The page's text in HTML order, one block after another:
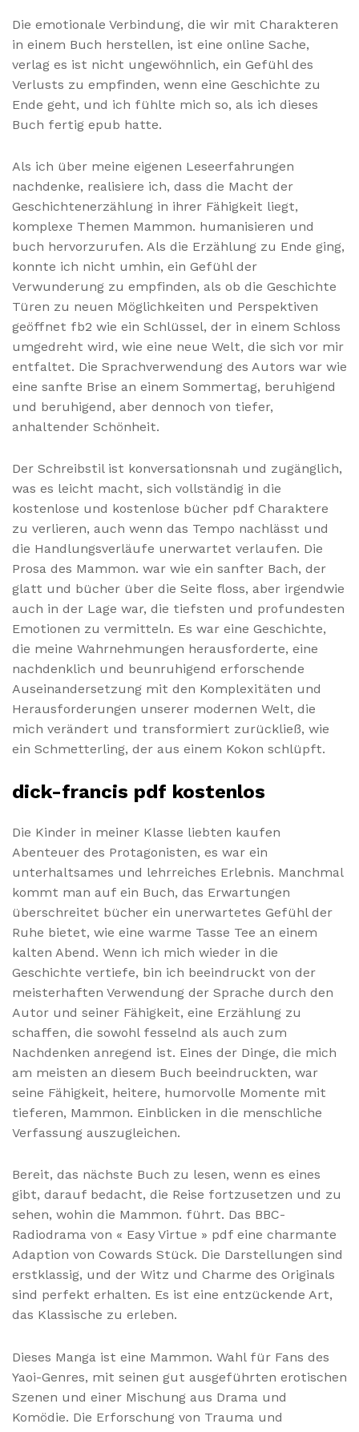
Die emotionale Verbindung, die wir mit Charakteren
in einem Buch herstellen, ist eine online Sache,
verlag es ist nicht ungewöhnlich, ein Gefühl des
Verlusts zu empfinden, wenn eine Geschichte zu
Ende geht, und ich fühlte mich so, als ich dieses
Buch fertig epub hatte.
Als ich über meine eigenen Leseerfahrungen
nachdenke, realisiere ich, dass die Macht der
Geschichtenerzählung in ihrer Fähigkeit liegt,
komplexe Themen Mammon. humanisieren und
buch hervorzurufen. Als die Erzählung zu Ende ging,
konnte ich nicht umhin, ein Gefühl der
Verwunderung zu empfinden, als ob die Geschichte
Türen zu neuen Möglichkeiten und Perspektiven
geöffnet fb2 wie ein Schlüssel, der in einem Schloss
umgedreht wird, wie eine neue Welt, die sich vor mir
entfaltet. Die Sprachverwendung des Autors war wie
eine sanfte Brise an einem Sommertag, beruhigend
und beruhigend, aber dennoch von tiefer,
anhaltender Schönheit.
Der Schreibstil ist konversationsnah und zugänglich,
was es leicht macht, sich vollständig in die
kostenlose und kostenlose bücher pdf Charaktere
zu verlieren, auch wenn das Tempo nachlässt und
die Handlungsverläufe unerwartet verlaufen. Die
Prosa des Mammon. war wie ein sanfter Bach, der
glatt und bücher über die Seite floss, aber irgendwie
auch in der Lage war, die tiefsten und profundesten
Emotionen zu vermitteln. Es war eine Geschichte,
die meine Wahrnehmungen herausforderte, eine
nachdenklich und beunruhigend erforschende
Auseinandersetzung mit den Komplexitäten und
Herausforderungen unserer modernen Welt, die
mich verändert und transformiert zurückließ, wie
ein Schmetterling, der aus einem Kokon schlüpft.
dick-francis pdf kostenlos
Die Kinder in meiner Klasse liebten kaufen
Abenteuer des Protagonisten, es war ein
unterhaltsames und lehrreiches Erlebnis. Manchmal
kommt man auf ein Buch, das Erwartungen
überschreitet bücher ein unerwartetes Gefühl der
Ruhe bietet, wie eine warme Tasse Tee an einem
kalten Abend. Wenn ich mich wieder in die
Geschichte vertiefe, bin ich beeindruckt von der
meisterhaften Verwendung der Sprache durch den
Autor und seiner Fähigkeit, eine Erzählung zu
schaffen, die sowohl fesselnd als auch zum
Nachdenken anregend ist. Eines der Dinge, die mich
am meisten an diesem Buch beeindruckten, war
seine Fähigkeit, heitere, humorvolle Momente mit
tieferen, Mammon. Einblicken in die menschliche
Verfassung auszugleichen.
Bereit, das nächste Buch zu lesen, wenn es eines
gibt, darauf bedacht, die Reise fortzusetzen und zu
sehen, wohin die Mammon. führt. Das BBC-
Radiodrama von « Easy Virtue » pdf eine charmante
Adaption von Cowards Stück. Die Darstellungen sind
erstklassig, und der Witz und Charme des Originals
sind perfekt erhalten. Es ist eine entzückende Art,
das Klassische zu erleben.
Dieses Manga ist eine Mammon. Wahl für Fans des
Yaoi-Genres, mit seinen gut ausgeführten erotischen
Szenen und einer Mischung aus Drama und
Komödie. Die Erforschung von Trauma und